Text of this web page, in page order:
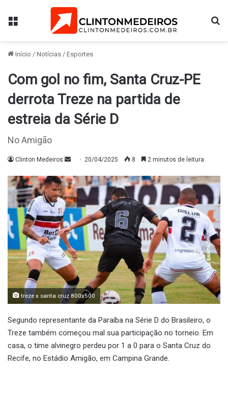
Menu
Início / Notícias / Esportes
Com gol no fim, Santa Cruz-PE
derrota Treze na partida de
estreia da Série D
No Amigão
Clinton Medeiros
Mande
e-
mail
20/04/2025 8 2 minutos de leitura
treze x santa cruz 800x500
Segundo representante da Paraíba na Série D do Brasileiro, o
Treze também começou mal sua participação no torneio. Em
casa, o time alvinegro perdeu por 1 a 0 para o Santa Cruz do
Recife, no Estádio Amigão, em Campina Grande.